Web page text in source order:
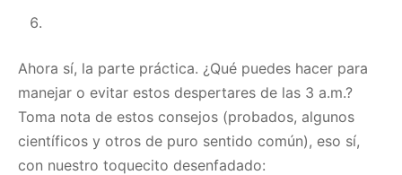
Ahora sí, la parte práctica. ¿Qué puedes hacer para
manejar o evitar estos despertares de las 3 a.m.?
Toma nota de estos consejos (probados, algunos
científicos y otros de puro sentido común), eso sí,
con nuestro toquecito desenfadado: